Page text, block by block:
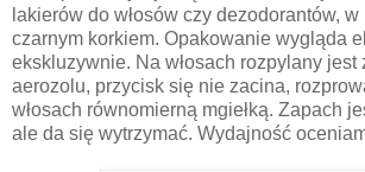
lakierów do włosów czy dezodorantów, w
czarnym korkiem. Opakowanie wygląda
ekskluzywnie. Na włosach rozpylany jest
aerozolu, przycisk się nie zacina,
włosach równomierną mgiełką. Zapach
ale da się wytrzymać. Wydajność